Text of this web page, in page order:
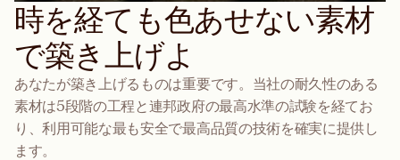
時を経ても色あせない素材
で築き上げよ
あなたが築き上げるものは重要です。当社の耐久性のある
素材は5段階の工程と連邦政府の最高水準の試験を経てお
り、利用可能な最も安全で最高品質の技術を確実に提供し
ます。